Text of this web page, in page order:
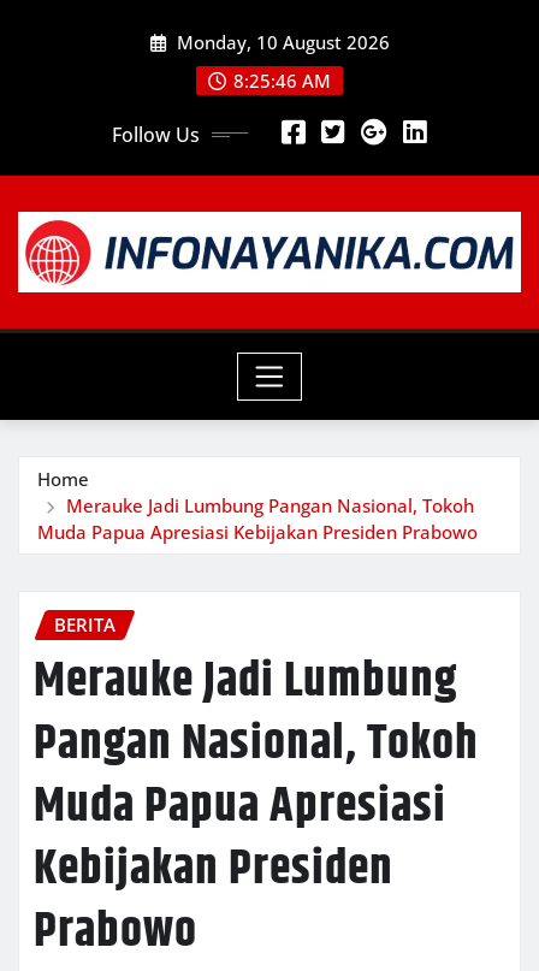
Monday, 10 August 2026
8:25:47 AM
Follow Us
Home
Merauke Jadi Lumbung Pangan Nasional, Tokoh
Muda Papua Apresiasi Kebijakan Presiden Prabowo
BERITA
Merauke Jadi Lumbung
Pangan Nasional, Tokoh
Muda Papua Apresiasi
Kebijakan Presiden
Prabowo